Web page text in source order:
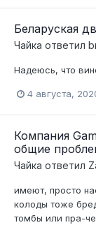
Беларуская
Чайка ответил
Надеюсь, что
4 августа,
Компания
общие
Чайка ответил
имеют, просто
колоды тоже
томбы или пра-